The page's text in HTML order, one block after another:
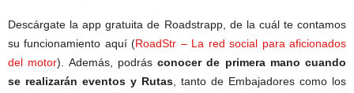
Descárgate la app gratuita de Roadstrapp, de la cuál te contamos
su funcionamiento aquí (RoadStr – La red social para aficionados
del motor). Además, podrás conocer de primera mano cuando
se realizarán eventos y Rutas , tanto de Embajadores como los